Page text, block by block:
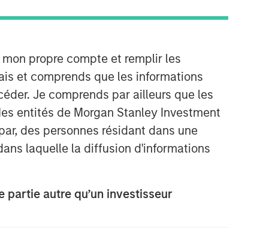
propre compte et remplir les
et comprends que les informations
Je comprends par ailleurs que les
entités de Morgan Stanley Investment
des personnes résidant dans une
laquelle la diffusion d'informations
partie autre qu’un investisseur
attractive, established energy
businesses across the energy value
chain in partnership with best-in-class
management teams.